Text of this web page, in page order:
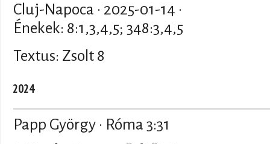
Cluj-Napoca · 2025-01-14 ·
Énekek: 8:1,3,4,5; 348:3,4,5
Textus: Zsolt 8
2024
Papp György · Róma 3:31